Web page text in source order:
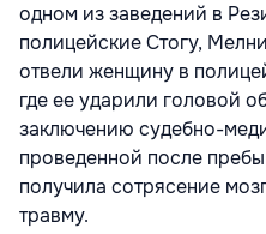
одном из заведений в
полицейские Стогу,
отвели женщину в
где ее ударили головой
заключению судебно-
проведенной после
получила сотрясение
травму.